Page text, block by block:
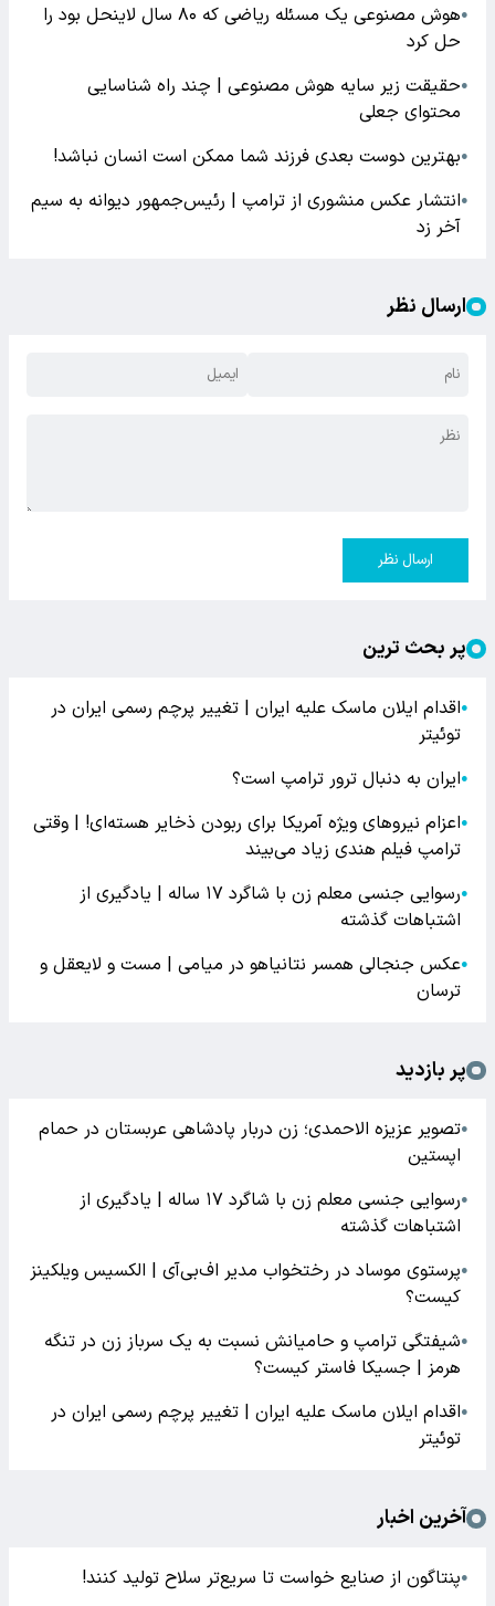
●
هوش مصنوعی یک مسئله ریاضی که ۸۰ سال لاینحل بود را
حل کرد
●حقیقت زیر سایه هوش مصنوعی | چند راه شناسایی
محتوای جعلی
●بهترین دوست بعدی فرزند شما ممکن است انسان نباشد!
●انتشار عکس منشوری از ترامپ | رئیس‌جمهور دیوانه به سیم
آخر زد
ارسال نظر
ارسال نظر
پر بحث ترین
●اقدام ایلان ماسک علیه ایران | تغییر پرچم رسمی ایران در
توئیتر
●ایران به دنبال ترور ترامپ است؟
●اعزام نیروهای ویژه آمریکا برای ربودن ذخایر هسته‌ای! | وقتی
ترامپ فیلم هندی زیاد می‌بیند
●
رسوایی جنسی معلم زن با شاگرد ۱۷ ساله | یادگیری از
اشتباهات گذشته
●عکس جنجالی همسر نتانیاهو در میامی | مست و لایعقل و
ترسان
پر بازدید
●تصویر عزیزه الاحمدی؛ زن دربار پادشاهی عربستان در حمام
اپستین
●
رسوایی جنسی معلم زن با شاگرد ۱۷ ساله | یادگیری از
اشتباهات گذشته
●پرستوی موساد در رختخواب مدیر اف‌بی‌آی | الکسیس ویلکینز
کیست؟
●شیفتگی ترامپ و حامیانش نسبت به یک سرباز زن در تنگه
هرمز | جسیکا فاستر کیست؟
●اقدام ایلان ماسک علیه ایران | تغییر پرچم رسمی ایران در
توئیتر
آخرین اخبار
●پنتاگون از صنایع خواست تا سریع‌تر سلاح تولید کنند!